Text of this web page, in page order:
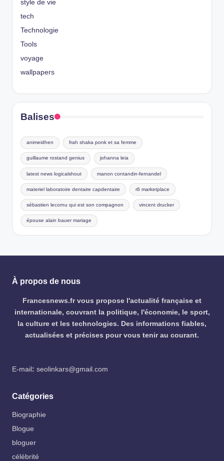
style de vie
tech
Technologie
Tools
voyage
wallpapers
Balises
animeidhen frah shaka ponk et sa femme
guillaume rostand genius johanna leia
latest news logicalshout manon contandin-fernandel
materiel laboratoire dentaire capdentaire r6 marketplace
sébastien lecornu qui est son compagnon vincent drucker
épouse alain bauer mariage
À propos de nous
Francesnews.fr vous propose l'actualité française et
internationale, couvrant la politique, l'économie, le sport,
la culture et les technologies. Des informations fiables,
actualisées et précises pour vous tenir au courant.
E-mail: seolinkars@gmail.com
Catégories
Biographie
Blogue
bloguer
célébrité